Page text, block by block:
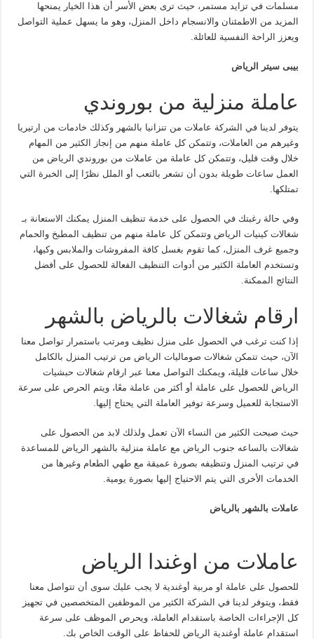
مسلمات في تزايد مستمر، حيث ترى بعض الأسر أن هذا الخيار يمنحها
المزيد من الاطمئنان والانسجام داخل المنزل، وهو ما يسهل عملية التواصل
ويعزز الراحة النفسية للعائلة.
بيبى سيتر الرياض
عاملة منزلية من بوروندي
يتوفر لدينا في الشركة عاملات من تنزانيا بالشهر وكذلك خادمات من ارتيريا
وغيرهم من العاملات، وتتمكن كل عاملة منهم من إنجاز الكثير من المهام
خلال وقت قليل، وتتمكن كل عاملة من عاملات من بوروندي الرياض من
العمل ساعات طويلة بدون أن تشعر بالتعب أو الملل نظرًا إلى الخبرة التي
تمتلكها.
وفي حالة رغبتك في الحصول على خدمة تنظيف المنزل يمكنك الاستعانة بـ
شغالات كينيات الرياض وتتمكن كل عاملة منهم من تنظيف المطبخ والحمام
وجميع غرف المنزل، كما تقوم بغسل كافة المفروشات والملابس وكيها،
وتستخدم العاملة الكثير من أدوات التنظيف الفعالة للحصول على أفضل
النتائج الممكنة.
ارقام شغالات بالرياض بالشهر
إذا كنت ترغب في الحصول على منزل نظيف ومرتب باستمرار تواصل معنا
الآن، حيث تتمكن شغالات صوماليات الرياض من ترتيب المنزل بالكامل
خلال ساعات قليلة، ويمكنك التواصل معنا عبر ارقام شغالات حبشيات
الرياض للحصول على عاملة أو أكثر من عاملة معًا، ويتم الحرص على سرعة
الاستجابة للعميل وسرعة توفير العاملة التي يحتاج إليها.
حيث صبحت الكثير من النساء الآن تعمل ولذلك لابد من الحصول على
شغالات بالساعه جنوب الرياض مع عاملة منزلية بالشهر الرياض للمساعدة
في ترتيب المنزل وتنظيفه بصورة عميقة مع طهي الطعام وغيرها من
الخدمات الأخرى التي يتم الاحتياج إليها بصورة يومية.
عاملات بالشهر بالرياض
عاملات من اوغندا الرياض
للحصول على عاملة او مربية أوغندية لا يجب عليك سوى أن تتواصل معنا
فقط، ويتوفر لدينا في الشركة الكثير من الموظفين المتخصصين في تجهيز
كل الإجراءات الخاصة باستقدام العاملة، ويحرص الموظف على سرعة
استقدام عاملة أوغندية الرياض للحفاظ على الوقت الخاص بك.